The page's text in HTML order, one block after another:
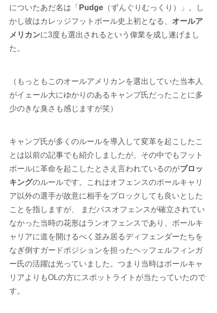
についたあだ名は「 Pudge （ずんぐりむっくり）」。し
かし彼はカレッジフットボール史上初となる、 オールア
メリカンに3度も選出されるという偉業を成し遂げまし
た。
（もっともこのオールアメリカンを選出していた当本人
がイェール大にゆかりのあるキャンプ氏だったことに多
少のきな臭さも感じますが笑）
キャンプ氏が多くのルールを導入して変革を起こしたこ
とは以前の記事でも紹介しましたが、その中でもフット
ボールに革命を起こしたとさえ言われているのがブロッ
キングのルールです。これはオフェンスのボールキャリ
ア以外の選手が故意に相手をブロックしても良いとした
ことを指しますが、 まだパスオフェンスが確立されてい
なかった当時の花形はランオフェンスであり、ボールキ
ャリアに道を開けるべく並み居るディフェンダーたちを
なぎ倒すガードポジションを担ったヘッフェルフィンガ
ー氏の活躍は光っていました。つまり当時はボールキャ
リアよりもOLの方にスポットライトが当たっていたので
す。